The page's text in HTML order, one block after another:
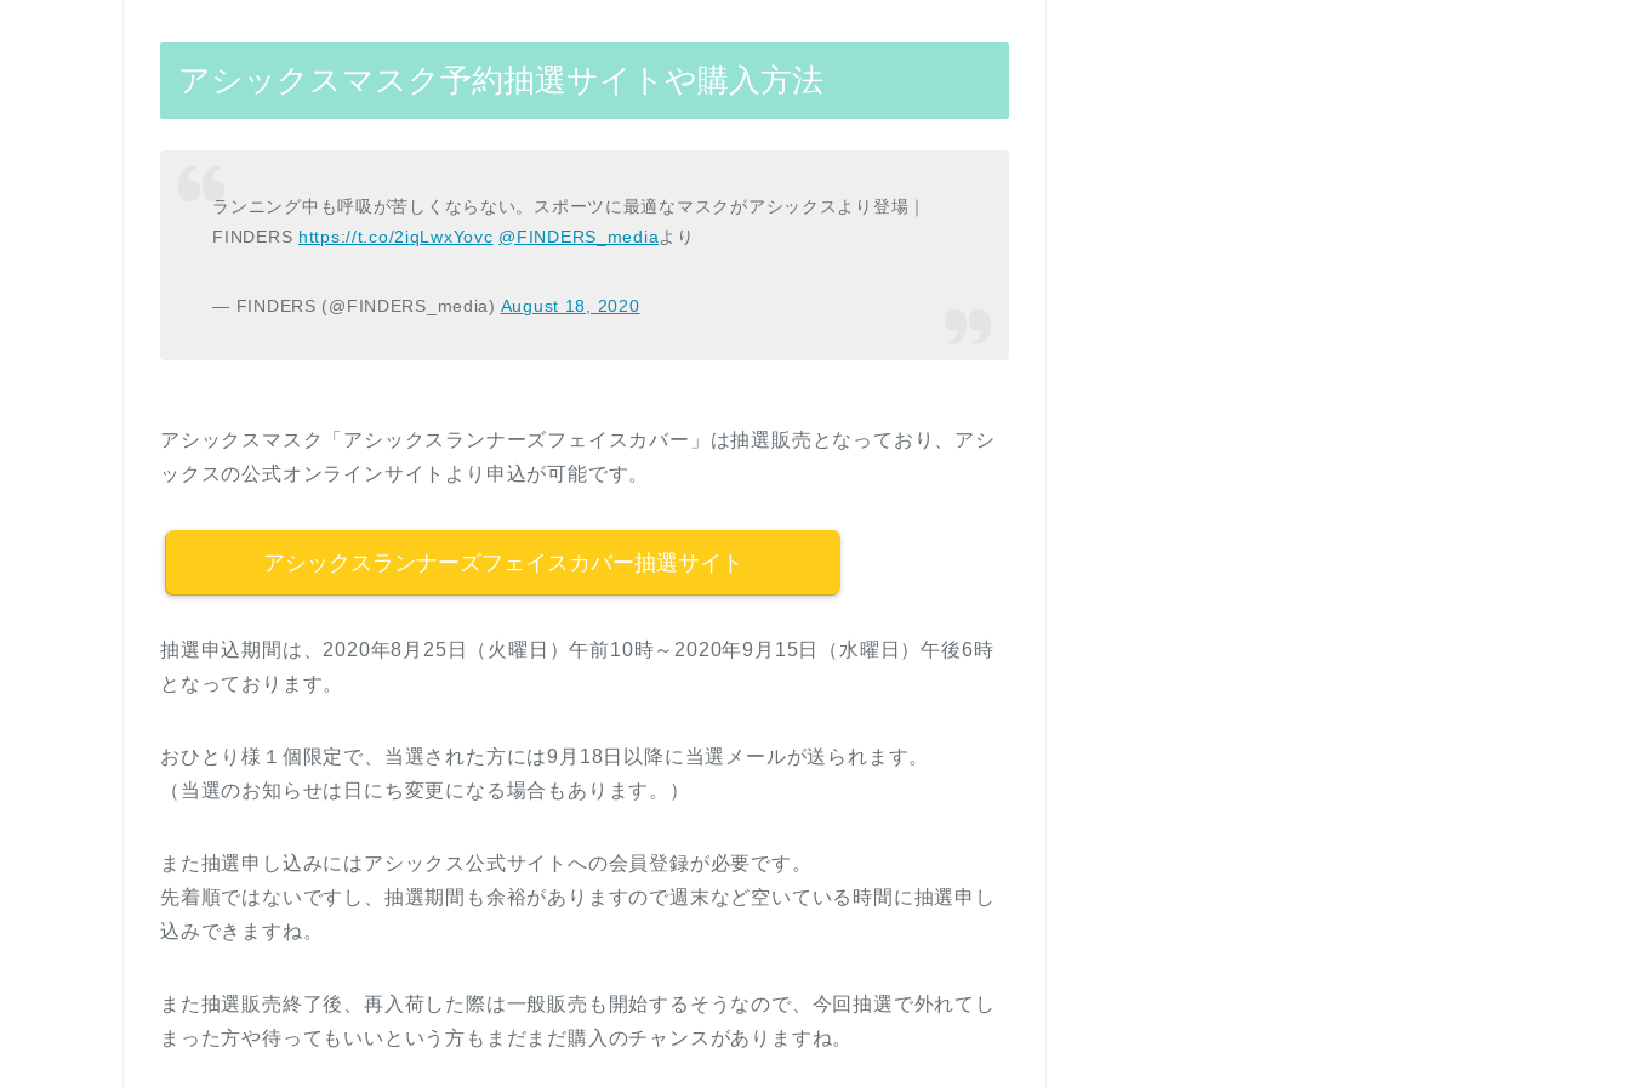
アシックスマスク予約抽選サイトや購入方法
ランニング中も呼吸が苦しくならない。スポーツに最適なマスクがアシックスより登場｜
FINDERS https://t.co/2iqLwxYovc @FINDERS_mediaより
— FINDERS (@FINDERS_media) August 18, 2020
アシックスマスク「アシックスランナーズフェイスカバー」は抽選販売となっており、アシ
ックスの公式オンラインサイトより申込が可能です。
アシックスランナーズフェイスカバー抽選サイト
抽選申込期間は、2020年8月25日（火曜日）午前10時～2020年9月15日（水曜日）午後6時
となっております。
おひとり様１個限定で、当選された方には9月18日以降に当選メールが送られます。
（当選のお知らせは日にち変更になる場合もあります。）
また抽選申し込みにはアシックス公式サイトへの会員登録が必要です。
先着順ではないですし、抽選期間も余裕がありますので週末など空いている時間に抽選申し
込みできますね。
また抽選販売終了後、再入荷した際は一般販売も開始するそうなので、今回抽選で外れてし
まった方や待ってもいいという方もまだまだ購入のチャンスがありますね。